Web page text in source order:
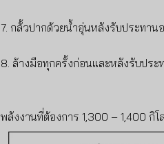
7. กลั้วปากด้วยน้ำอุ่นหลังรับประทาน
8. ล้างมือทุกครั้งก่อนและหลังรับประ
พลังงานที่ต้องการ 1,300 – 1,400 กิ